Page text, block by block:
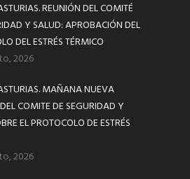
REUNIÓN DEL COMITÉ
Y SALUD: APROBACIÓN DEL
DEL ESTRÉS TÉRMICO
2026
MAÑANA NUEVA
COMITE DE SEGURIDAD Y
EL PROTOCOLO DE ESTRÉS
2026